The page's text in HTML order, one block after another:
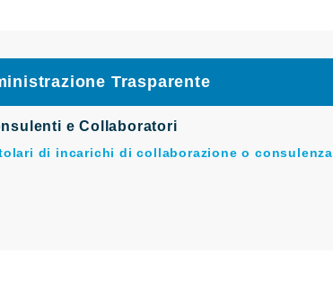
Trasparente
e Collaboratori
di incarichi di collaborazione o consulenza